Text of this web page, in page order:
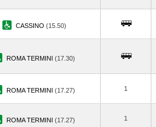
CASSINO (15.50)
ROMA TERMINI (17.30)
ROMA TERMINI (17.27) 1
ROMA TERMINI (17.27) 1